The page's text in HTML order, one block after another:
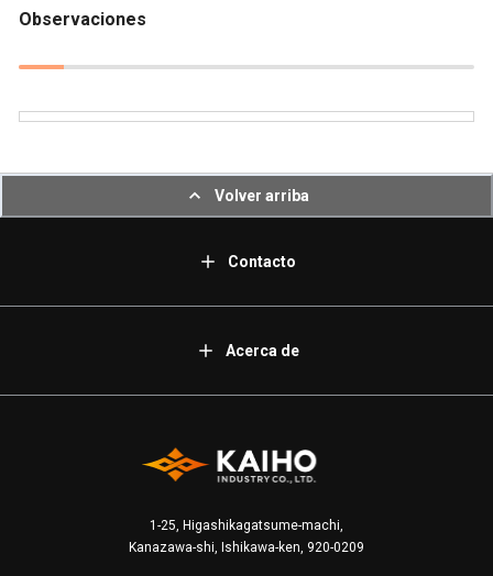
Observaciones
Volver arriba
Contacto
Acerca de
1-25, Higashikagatsume-machi,
Kanazawa-shi, Ishikawa-ken, 920-0209